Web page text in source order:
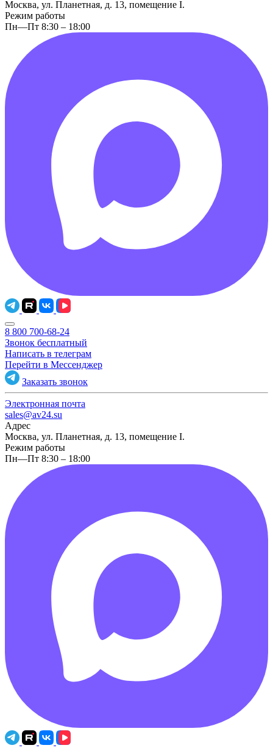
Москва, ул. Планетная, д. 13, помещение I.
Режим работы
Пн—Пт 8:30 – 18:00
8 800 700-68-24
Звонок бесплатный
Написать в телеграм
Перейти в Мессенджер
Заказать звонок
Электронная почта
sales@av24.su
Адрес
Москва, ул. Планетная, д. 13, помещение I.
Режим работы
Пн—Пт 8:30 – 18:00